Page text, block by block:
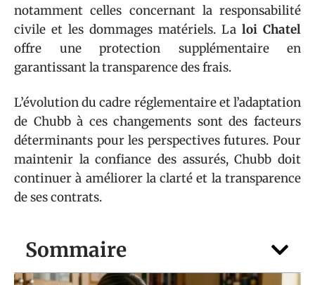
Sommaire
notamment celles concernant la responsabilité
civile et les dommages matériels. La loi Chatel
offre une protection supplémentaire en
garantissant la transparence des frais.
L’évolution du cadre réglementaire et l’adaptation
de Chubb à ces changements sont des facteurs
déterminants pour les perspectives futures. Pour
maintenir la confiance des assurés, Chubb doit
continuer à améliorer la clarté et la transparence
de ses contrats.